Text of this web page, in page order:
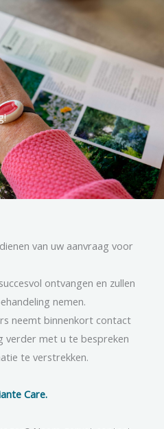
van uw aanvraag voor
ontvangen en zullen
nemen.
neemt binnenkort contact
verder met u te bespreken
te verstrekken.
Care.